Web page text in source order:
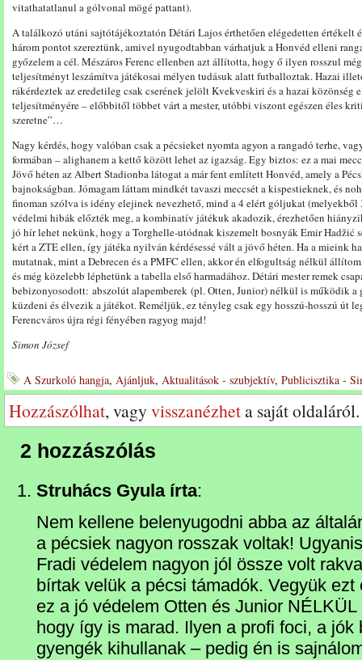
vitathatatlanul a gólvonal mögé pattant).
A találkozó utáni sajtótájékoztatón Détári Lajos érthetően elégedetten értékelt
három pontot szereztünk, amivel nyugodtabban várhatjuk a Honvéd elleni
győzelem a cél. Mészáros Ferenc ellenben azt állította, hogy ő ilyen rosszul
teljesítményt leszámítva játékosai mélyen tudásuk alatt futballoztak. Hazai
rákérdeztek az eredetileg csak cserének jelölt Kvekveskiri és a hazai közönség
teljesítményére – előbbitől többet várt a mester, utóbbi viszont egészen éles
szeretne”…
Nagy kérdés, hogy valóban csak a pécsieket nyomta agyon a rangadó terhe,
formában – alighanem a kettő között lehet az igazság. Egy biztos: ez a mai
Jövő héten az Albert Stadionba látogat a már fent említett Honvéd, amely a
bajnokságban. Jómagam láttam mindkét tavaszi meccsét a kispestieknek, és
finoman szólva is idény elejinek nevezhető, mind a 4 elért góljukat (melyekből
védelmi hibák előzték meg, a kombinatív játékuk akadozik, érezhetően
jó hír lehet nekünk, hogy a Torghelle-utódnak kiszemelt bosnyák Emir Hadžić
kért a ZTE ellen, így játéka nyilván kérdésessé vált a jövő héten. Ha a mieink
mutatnak, mint a Debrecen és a PMFC ellen, akkor én elfogultság nélkül
és még közelebb léphetünk a tabella első harmadához. Détári mester remek
bebizonyosodott: abszolút alapemberek (pl. Otten, Junior) nélkül is működik a
küzdeni és élvezik a játékot. Reméljük, ez tényleg csak egy hosszú-hosszú út
Ferencváros újra régi fényében ragyog majd!
Simon József
A Szurkoló hangja, Ajánljuk, Aktualitások - szubjektív, Publicisztika -
Hozzászólhat, vagyvisszanézheta saját oldaláról.
2 hozzászólás
Struhács Gyula írta:
Nem kellene belenyugodni abba az
a pécsiek nagyon rosszak voltak!
Fradi védelem nagyon jól össze volt
bírtak velük a pécsi támadók. Vegyük
ez a jó védelem Otten és Junior
hogy így is marad. Ilyen a profi foci, a jók
gyengék kihullanak – pedig én is